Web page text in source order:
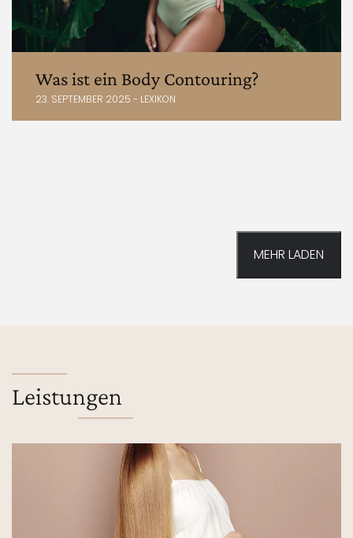
Was ist ein Body Contouring?
23. SEPTEMBER 2025 - LEXIKON
MEHR LADEN
Leistungen